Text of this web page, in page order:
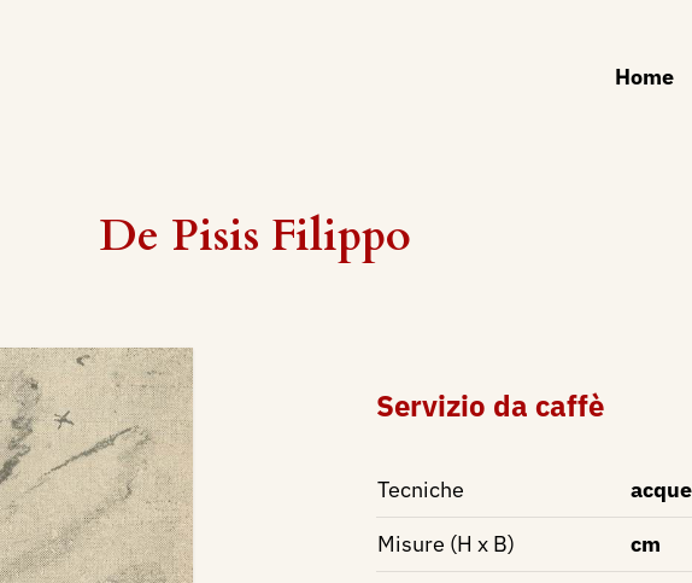
Home
De Pisis Filippo
Servizio da caffè
Tecniche
Misure (H x B)
cm